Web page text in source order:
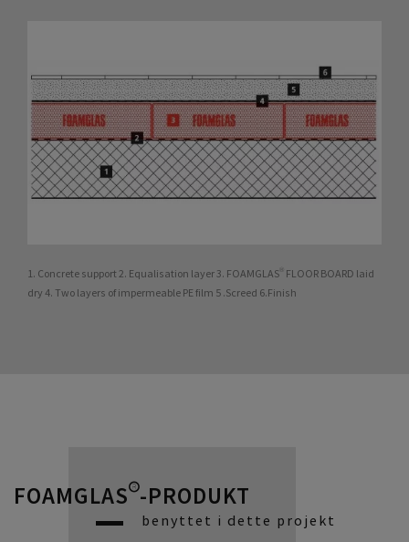
1. Concrete support 2. Equalisation layer 3. FOAMGLAS® FLOOR BOARD laid
dry 4. Two layers of impermeable PE film 5 .Screed 6.Finish
FOAMGLAS®-PRODUKT
benyttet i dette projekt